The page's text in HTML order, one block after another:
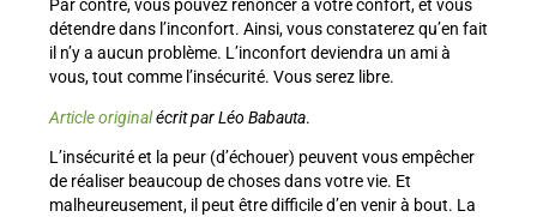
Par contre, vous pouvez renoncer à votre confort, et vous
détendre dans l’inconfort. Ainsi, vous constaterez qu’en fait
il n’y a aucun problème. L’inconfort deviendra un ami à
vous, tout comme l’insécurité. Vous serez libre.
Article originalécrit par Léo Babauta.
L’insécurité et la peur (d’échouer) peuvent vous empêcher
de réaliser beaucoup de choses dans votre vie. Et
malheureusement, il peut être difficile d’en venir à bout. La